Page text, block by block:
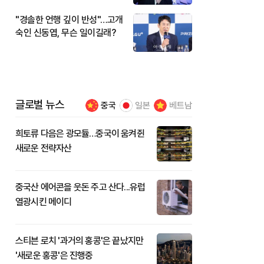
"경솔한 언행 깊이 반성"…고개
숙인 신동엽, 무슨 일이길래?
글로벌 뉴스 중국 일본 베트남
희토류 다음은 광모듈…중국이 움켜쥔
새로운 전략자산
중국산 에어콘을 웃돈 주고 산다...유럽
열광시킨 메이디
스티븐 로치 '과거의 홍콩'은 끝났지만
'새로운 홍콩'은 진행중